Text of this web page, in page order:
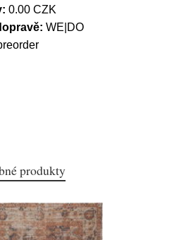
0.00 CZK
WE|DO
produkty